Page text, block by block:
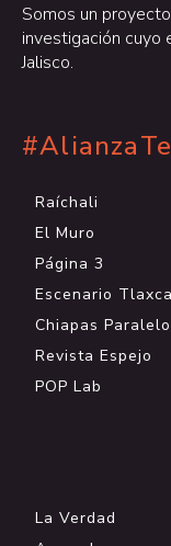
Somos un
investigación cuyo
Jalisco.
Raíchali
El Muro
Página 3
Escenario
Chiapas Paralelo
Revista Espejo
POP Lab
La Verdad